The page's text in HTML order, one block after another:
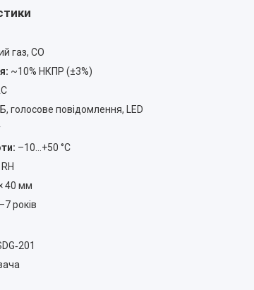
газ, CO
~10% НКПР (±3%)
голосове повідомлення, LED
–10…+50 °C
40 мм
років